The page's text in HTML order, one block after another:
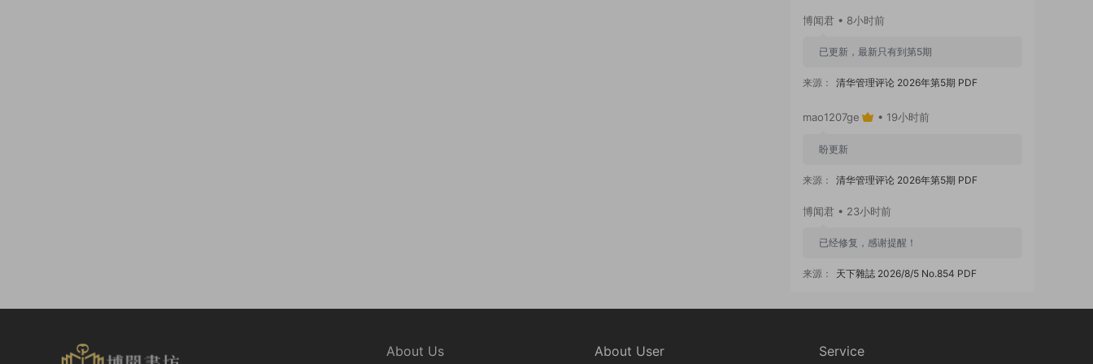
博闻君 • 8小时前
已更新，最新只有到第5期
来源： 清华管理评论 2026年第5期 PDF
mao1207ge • 19小时前
盼更新
来源： 清华管理评论 2026年第5期 PDF
博闻君 • 23小时前
已经修复，感谢提醒！
来源： 天下雜誌 2026/8/5 No.854 PDF
About Us About User Service